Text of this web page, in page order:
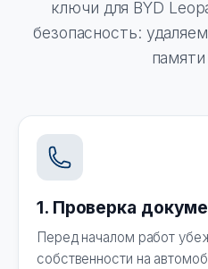
ключи для BYD
безопасность:
1. Проверка
Перед началом работ
собственности на